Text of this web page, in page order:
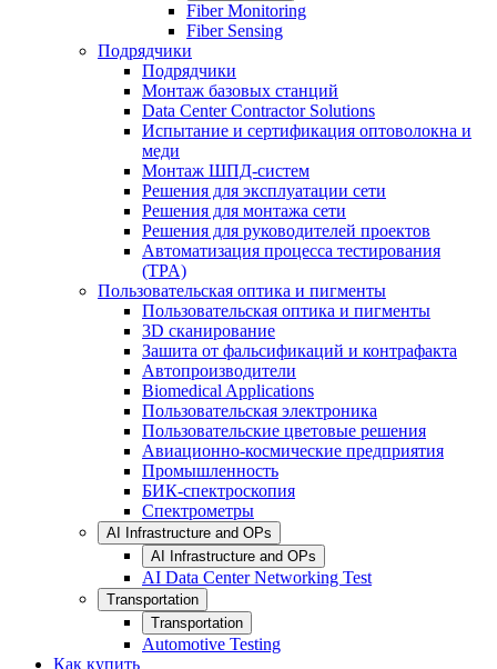
Fiber Monitoring
Fiber Sensing
Подрядчики
Подрядчики
Монтаж базовых станций
Data Center Contractor Solutions
Испытание и сертификация оптоволокна и
меди
Монтаж ШПД-систем
Решения для эксплуатации сети
Решения для монтажа сети
Решения для руководителей проектов
Автоматизация процесса тестирования
(TPA)
Пользовательская оптика и пигменты
Пользовательская оптика и пигменты
3D сканирование
Зашита от фальсификаций и контрафакта
Автопроизводители
Biomedical Applications
Пользовательская электроника
Пользовательские цветовые решения
Авиационно-космические предприятия
Промышленность
БИК-спектроскопия
Спектрометры
AI Infrastructure and OPs
AI Infrastructure and OPs
AI Data Center Networking Test
Transportation
Transportation
Automotive Testing
Как купить